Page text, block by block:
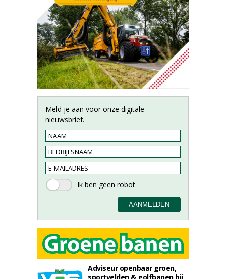
Meld je aan voor onze digitale
nieuwsbrief.
Adviseur openbaar groen,